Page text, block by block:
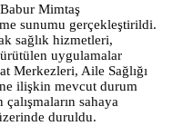
Mimtaş
sunumu gerçekleştirildi.
sağlık hizmetleri,
uygulamalar
Merkezleri, Aile Sağlığı
ilişkin mevcut durum
sahaya
duruldu.